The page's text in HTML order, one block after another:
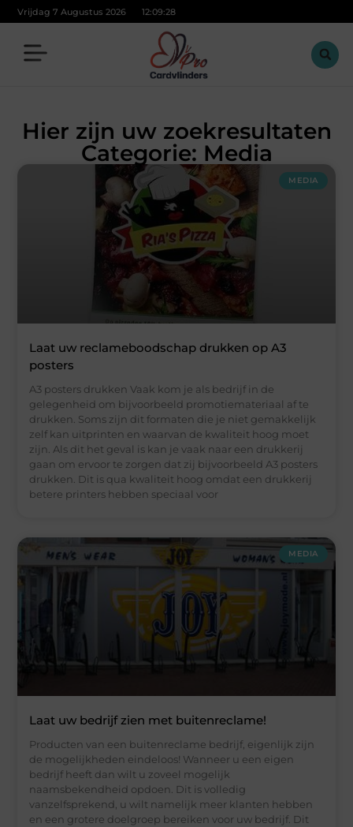
Vrijdag 7 Augustus 2026 12:09:29
Hier zijn uw zoekresultaten
Categorie: Media
MEDIA
Laat uw reclameboodschap drukken op A3
posters
A3 posters drukken Vaak kom je als bedrijf in de
gelegenheid om bijvoorbeeld promotiemateriaal af te
drukken. Soms zijn dit formaten die je niet gemakkelijk
zelf kan uitprinten en waarvan de kwaliteit hoog moet
zijn. Als dit het geval is kan je vaak naar een drukkerij
gaan om ervoor te zorgen dat zij bijvoorbeeld A3 posters
drukken. Dit is qua kwaliteit hoog omdat een drukkerij
betere printers hebben speciaal voor
MEDIA
Laat uw bedrijf zien met buitenreclame!
Producten van een buitenreclame bedrijf, eigenlijk zijn
de mogelijkheden eindeloos! Wanneer u een eigen
bedrijf heeft dan wilt u zoveel mogelijk
naamsbekendheid opdoen. Dit is volledig
vanzelfsprekend, u wilt namelijk meer klanten hebben
en een grotere doelgroep bereiken voor uw bedrijf. Dit